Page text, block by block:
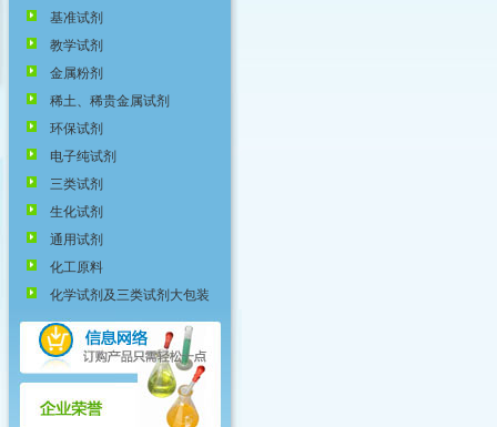
基准试剂
教学试剂
金属粉剂
稀土、稀贵金属试剂
环保试剂
电子纯试剂
三类试剂
生化试剂
通用试剂
化工原料
化学试剂及三类试剂大包装